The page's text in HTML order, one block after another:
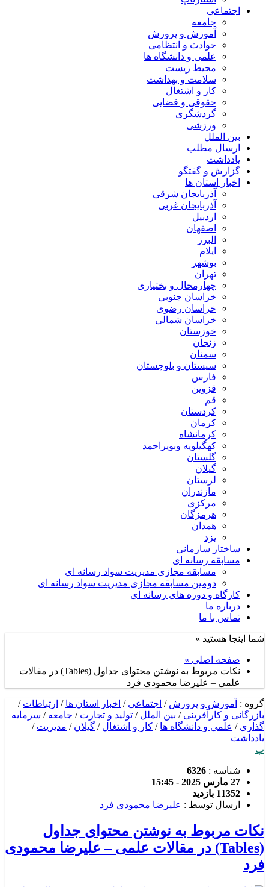
اجتماعی
جامعه
آموزش و پرورش
حوادث و انتظامی
علمی و دانشگاه ها
محیط زیست
سلامت و بهداشت
کار و اشتغال
حقوقی و قضایی
گردشگری
ورزشی
بین الملل
ارسال مطلب
یادداشت
گزارش و گفتگو
اخبار استان ها
آذربایجان شرقی
آذربایجان غربی
اردبیل
اصفهان
البرز
ایلام
بوشهر
تهران
چهارمحال و بختیاری
خراسان جنوبی
خراسان رضوی
خراسان شمالی
خوزستان
زنجان
سمنان
سیستان و بلوچستان
فارس
قزوین
قم
کردستان
کرمان
کرمانشاه
کهگیلویه وبویراحمد
گلستان
گیلان
لرستان
مازندران
مرکزی
هرمزگان
همدان
یزد
ساختار سازمانی
مسابقه رسانه ای
مسابقه مجازی مدیریت سواد رسانه ای
دومین مسابقه مجازی مدیریت سواد رسانه ای
کارگاه و دوره های رسانه ای
درباره ما
تماس با ما
شما اینجا هستید »
صفحه اصلی »
نکات مربوط به نوشتن محتوای جداول (Tables) در مقالات
علمی – علیرضا محمودی فرد
گروه : آموزش و پرورش / اجتماعی / اخبار استان ها / ارتباطات /
بازرگانی و کارآفرینی / بین الملل / تولید و تجارت / جامعه / سرمایه
گذاری / علمی و دانشگاه ها / کار و اشتغال / گیلان / مدیریت /
یادداشت
پ
شناسه : 6326
27 مارس 2025 - 15:45
11352 بازدید
ارسال توسط : علیرضا محمودی فرد
نکات مربوط به نوشتن محتوای جداول
(Tables) در مقالات علمی – علیرضا محمودی
فرد